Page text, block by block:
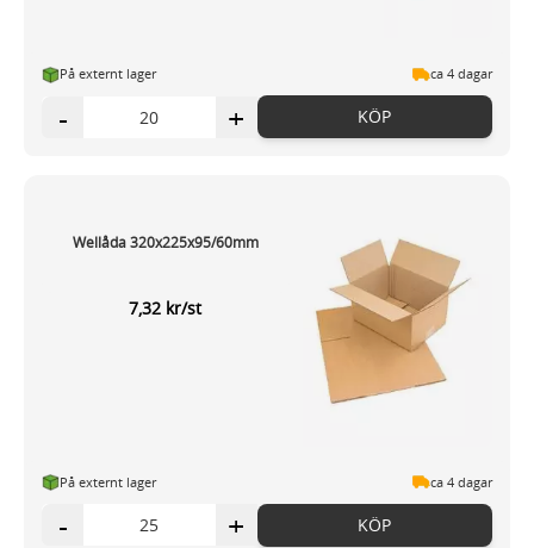
På externt lager ca 4 dagar
- + KÖP
Wellåda 320x225x95/60mm
7,32 kr/st
På externt lager ca 4 dagar
- + KÖP